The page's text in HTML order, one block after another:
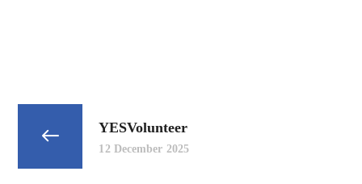
YESVolunteer
12 December 2025